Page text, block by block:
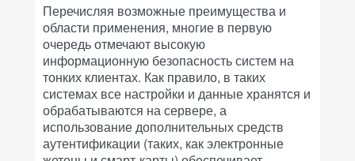
Перечисляя возможные преимущества и
области применения, многие в первую
очередь отмечают высокую
информационную безопасность систем на
тонких клиентах. Как правило, в таких
системах все настройки и данные хранятся и
обрабатываются на сервере, а
использование дополнительных средств
аутентификации (таких, как электронные